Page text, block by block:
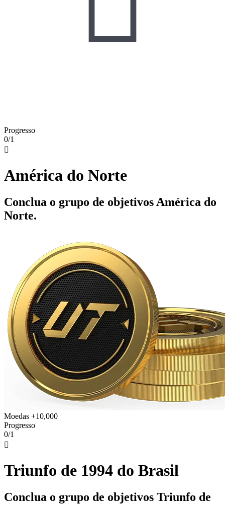
Progresso
0/1

América do Norte
Conclua o grupo de objetivos América do
Norte.
Moedas +10,000
Progresso
0/1

Triunfo de 1994 do Brasil
Conclua o grupo de objetivos Triunfo de